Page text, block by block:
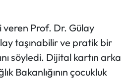
veren Prof. Dr. Gülay
taşınabilir ve pratik bir
söyledi. Dijital kartın arka
Bakanlığının çocukluk